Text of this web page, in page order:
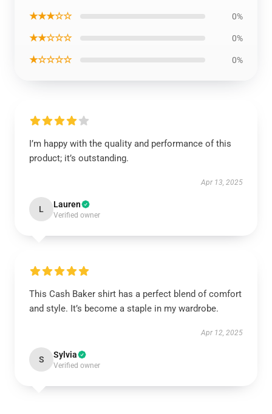
★★★☆☆ 0%
★★☆☆☆ 0%
★☆☆☆☆ 0%
I’m happy with the quality and performance of this
product; it’s outstanding.
Apr 13, 2025
L Lauren
Verified owner
This Cash Baker shirt has a perfect blend of comfort
and style. It’s become a staple in my wardrobe.
Apr 12, 2025
S Sylvia
Verified owner